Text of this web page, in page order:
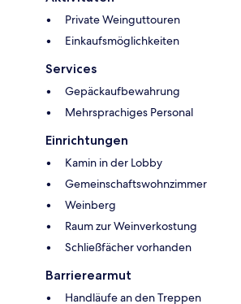
Private Weinguttouren
Einkaufsmöglichkeiten
Services
Gepäckaufbewahrung
Mehrsprachiges Personal
Einrichtungen
Kamin in der Lobby
Gemeinschaftswohnzimmer
Weinberg
Raum zur Weinverkostung
Schließfächer vorhanden
Barrierearmut
Handläufe an den Treppen